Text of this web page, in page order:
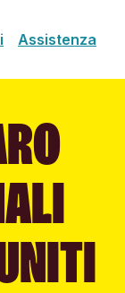
Assistenza